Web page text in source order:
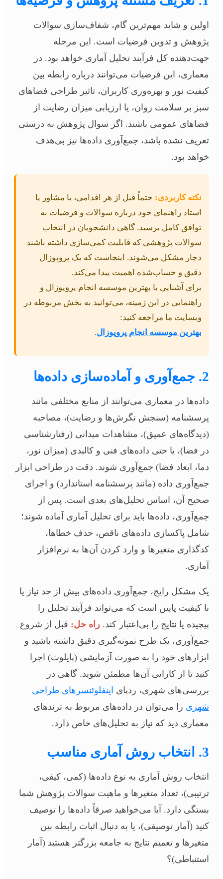
اولین و شاید مهم‌ترین گام، شفاف‌سازی سوالات
پژوهش و تدوین فرضیات است. این مرحله
جهت‌دهنده کل فرآیند تحلیل آماری خواهد بود. در
معماری، این فرضیات می‌توانند درباره رابطه بین
کیفیت نور و بهره‌وری کاربران، تاثیر طراحی فضاهای
سبز بر سلامت روان، یا ارزیابی میزان رضایت از
فضاهای عمومی باشند. اگر سوال پژوهش به درستی
تعریف نشده باشد، جمع‌آوری داده‌ها نیز بی‌هدف
خواهد بود.
نکته کاربردی: حتماً قبل از هر اقدامی، با مشاور یا
استاد راهنمای خود درباره سوالات و فرضیات به
توافق کامل برسید. گاهی دانشجویان در انتخاب
سوالات پژوهشی که قابلیت کمی‌سازی داشته باشند
دچار مشکل می‌شوند. اینجاست که یک پروپوزال
دقیق و حساب‌شده اهمیت پیدا می‌کند.
برای آشنایی با بهترین موسسه انجام پروپوزال و
راهنمایی در این زمینه، می‌توانید به بخش مربوطه در
وبسایت ما مراجعه کنید:
بهترین موسسه انجام پروپوزال.
2. جمع‌آوری و آماده‌سازی داده‌ها
داده‌ها در معماری می‌توانند از منابع مختلفی مانند
پرسشنامه (سنجش نگرش‌ها و رضایت)، مصاحبه
(دیدگاه‌های عمیق)، مشاهدات میدانی (رفتارشناسی
در فضا)، یا حتی داده‌های فنی و کالبدی (میزان نور،
دما، ابعاد فضا) جمع‌آوری شوند. دقت در طراحی ابزار
جمع‌آوری داده (مانند پرسشنامه استاندارد) و اجرای
صحیح آن، اساس تحلیل‌های بعدی است. پس از
جمع‌آوری، داده‌ها باید برای تحلیل آماری آماده شوند؛
شامل پاکسازی داده‌های ناقص، حذف خطاها،
کدگذاری متغیرها و وارد کردن آن‌ها به نرم‌افزار
آماری.
یک مشکل رایج، جمع‌آوری داده‌های بیش از حد نیاز یا
با کیفیت پایین است که می‌تواند فرآیند تحلیل را
پیچیده یا نتایج را بی‌اعتبار کند. راه حل: قبل از شروع
جمع‌آوری، یک طرح نمونه‌گیری دقیق داشته باشید و
ابزارهای خود را به صورت آزمایشی (پایلوت) اجرا
کنید تا از کارایی آن‌ها مطمئن شوید. گاهی در
بررسی‌های شهری، ردپای اینفلوئنسرهای طراحی
شهری را می‌توان در داده‌های مربوط به ترندهای
معماری دید که نیاز به تحلیل‌های خاص دارد.
3. انتخاب روش آماری مناسب
انتخاب روش آماری به نوع داده‌ها (کمی، کیفی،
ترتیبی)، تعداد متغیرها و ماهیت سوالات پژوهش شما
بستگی دارد. آیا می‌خواهید صرفاً داده‌ها را توصیف
کنید (آمار توصیفی)، یا به دنبال اثبات رابطه بین
متغیرها و تعمیم نتایج به جامعه بزرگتر هستید (آمار
استنباطی)؟